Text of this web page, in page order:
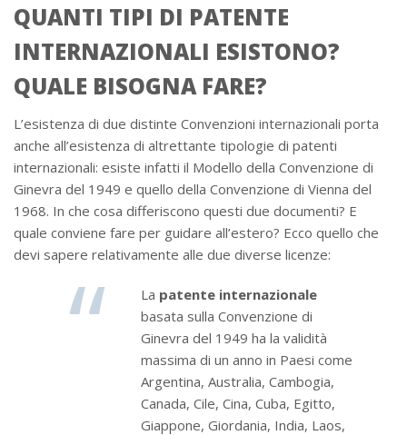
QUANTI TIPI DI PATENTE
INTERNAZIONALI ESISTONO?
QUALE BISOGNA FARE?
L’esistenza di due distinte Convenzioni internazionali porta
anche all’esistenza di altrettante tipologie di patenti
internazionali: esiste infatti il Modello della Convenzione di
Ginevra del 1949 e quello della Convenzione di Vienna del
1968. In che cosa differiscono questi due documenti? E
quale conviene fare per guidare all’estero? Ecco quello che
devi sapere relativamente alle due diverse licenze:
La patente internazionale
basata sulla Convenzione di
Ginevra del 1949 ha la validità
massima di un anno in Paesi come
Argentina, Australia, Cambogia,
Canada, Cile, Cina, Cuba, Egitto,
Giappone, Giordania, India, Laos,